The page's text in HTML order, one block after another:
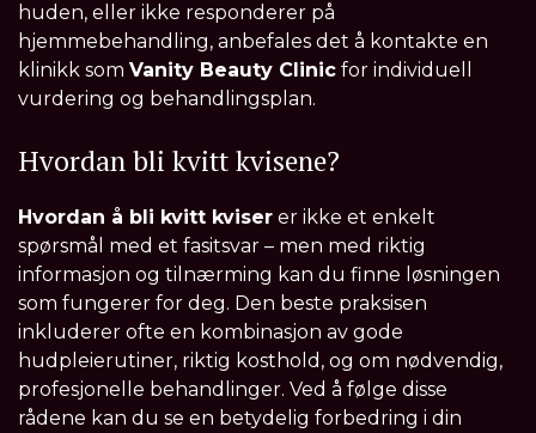
huden, eller ikke responderer på
hjemmebehandling, anbefales det å kontakte en
klinikk som Vanity Beauty Clinic for individuell
vurdering og behandlingsplan.
Hvordan bli kvitt kvisene?
Hvordan å bli kvitt kviser er ikke et enkelt
spørsmål med et fasitsvar – men med riktig
informasjon og tilnærming kan du finne løsningen
som fungerer for deg. Den beste praksisen
inkluderer ofte en kombinasjon av gode
hudpleierutiner, riktig kosthold, og om nødvendig,
profesjonelle behandlinger. Ved å følge disse
rådene kan du se en betydelig forbedring i din